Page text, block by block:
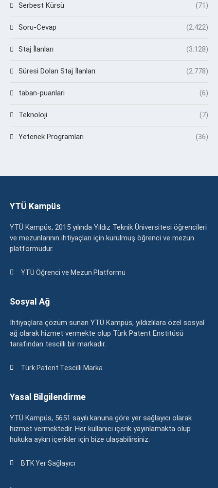
Serbest Kürsü (71)
Soru-Cevap (2.422)
Staj İlanları (3.128)
Süresi Dolan Staj İlanları (2.778)
taban-puanlari (6)
Teknoloji (7)
Yetenek Programları (36)
YTÜ Kampüs
YTÜ Kampüs, 2015 yılında Yıldız Teknik Üniversitesi öğrencileri
ve mezunlarının ihtiyaçları için kurulmuş öğrenci ve mezun
platformudur.
YTÜ Öğrenci ve Mezun Platformu
Sosyal Ağ
İhtiyaçlara çözüm sunan YTÜ Kampüs, yıldızlılara özel sosyal
ağ olarak hizmet vermekte olup Türk Patent Enstitüsü
tarafından tescilli bir markadır.
Türk Patent Tescilli Marka
Yasal Bilgilendirme
YTÜ Kampüs, 5651 sayılı kanuna göre yer sağlayıcı olarak
hizmet vermektedir. Her kullanıcı içerik yayınlamakta olup
hukuka aykırı içerikler için bize ulaşabilirsiniz.
BTK Yer Sağlayıcı